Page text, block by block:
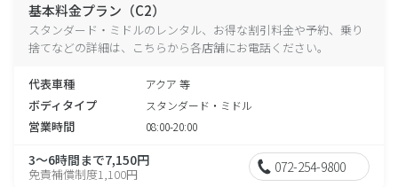
基本料金プラン（C2）
スタンダード・ミドルのレンタル、お得な割引料金や予約、乗り
捨てなどの詳細は、こちらから各店舗にお電話ください。
代表車種 アクア 等
ボディタイプ スタンダード・ミドル
営業時間 08:00-20:00
3～6時間まで7,150円
免責補償制度1,100円 072-254-9800